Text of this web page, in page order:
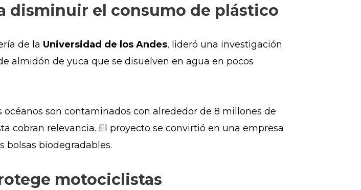
disminuir el consumo de plástico
de la Universidad de los Andes, lideró una investigación
almidón de yuca que se disuelven en agua en pocos
océanos son contaminados con alrededor de 8 millones de
cobran relevancia. El proyecto se convirtió en una empresa
bolsas biodegradables.
motociclistas